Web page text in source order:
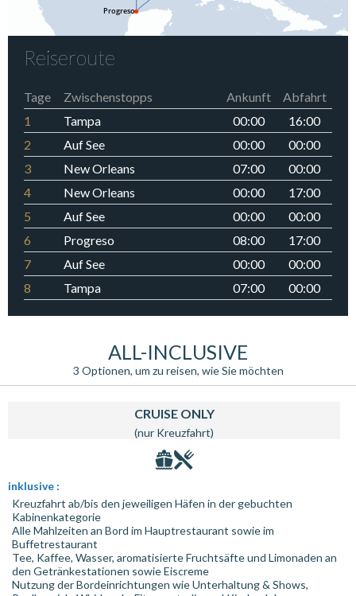
Reiseroute
Tage Zwischenstopps Ankunft
Abfahrt
1
Tampa 00:00
16:00
2
Auf See 00:00
00:00
3
New Orleans 07:00
00:00
4
New Orleans 00:00
17:00
5
Auf See 00:00
00:00
6
Progreso 08:00
17:00
7
Auf See 00:00
00:00
8
Tampa 07:00 00:00
ALL-INCLUSIVE
3 Optionen, um zu reisen, wie Sie möchten
CRUISE ONLY
(nur Kreuzfahrt)
inklusive :
Kreuzfahrt ab/bis den jeweiligen Häfen in der gebuchten
Kabinenkategorie
Alle Mahlzeiten an Bord im Hauptrestaurant sowie im
Buffetrestaurant
Tee, Kaffee, Wasser, aromatisierte Fruchtsäfte und Limonaden an
den Getränkestationen sowie Eiscreme
Nutzung der Bordeinrichtungen wie Unterhaltung & Shows,